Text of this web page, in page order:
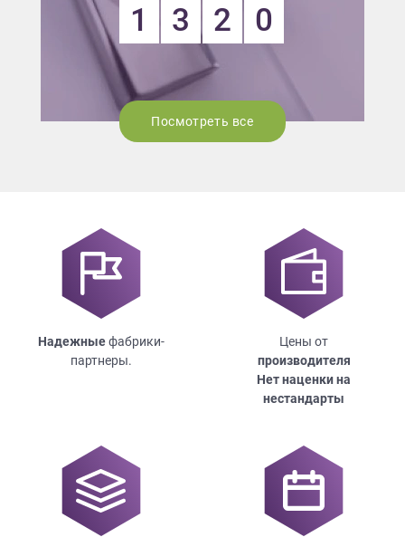
1 3 2 0
Посмотреть все
Надежныефабрики-
партнеры.
Цены от
производителя
Нет наценки на
нестандарты